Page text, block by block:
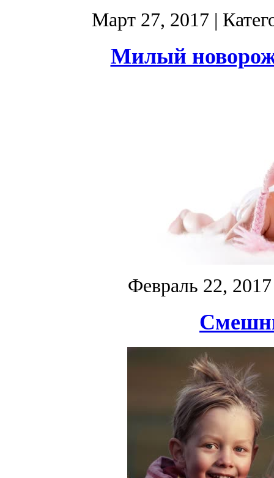
Март 27, 2017 |
Милый
Февраль 22, 2017